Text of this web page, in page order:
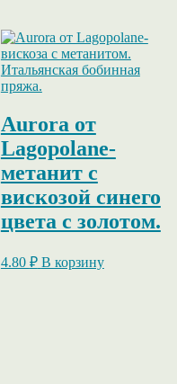
Aurora от
Lagopolane-
метанит с
вискозой синего
цвета с золотом.
4.80 ₽ В корзину